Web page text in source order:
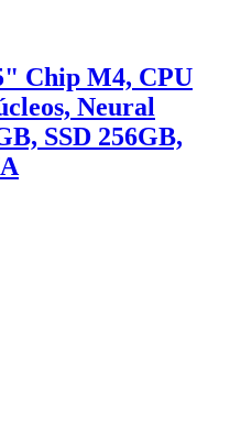
Chip M4, CPU
Neural
SSD 256GB,